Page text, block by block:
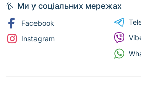
Ми у соціальних мережах
Facebook
Instagram